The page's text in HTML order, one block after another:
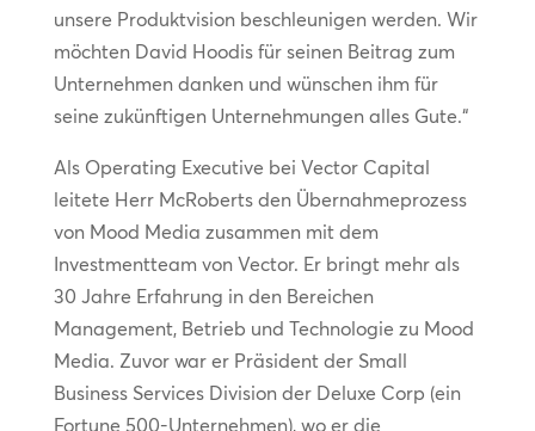
unsere Produktvision beschleunigen werden. Wir
möchten David Hoodis für seinen Beitrag zum
Unternehmen danken und wünschen ihm für
seine zukünftigen Unternehmungen alles Gute.“
Als Operating Executive bei Vector Capital
leitete Herr McRoberts den Übernahmeprozess
von Mood Media zusammen mit dem
Investmentteam von Vector. Er bringt mehr als
30 Jahre Erfahrung in den Bereichen
Management, Betrieb und Technologie zu Mood
Media. Zuvor war er Präsident der Small
Business Services Division der Deluxe Corp (ein
Fortune 500-Unternehmen), wo er die